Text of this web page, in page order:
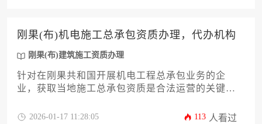
人员配置要求、本土化合作策略等实操要点，助力
企业高效合规开拓中非市场。
刚果(布)机电施工总承包资质办理，代办机构
刚果(布)建筑施工资质办理
针对在刚果共和国开展机电工程总承包业务的企
业，获取当地施工总承包资质是合法运营的关键环
效率并降低合规风险。本文将系统解析刚果（布）
2026-01-17 11:28:05 113 人看过